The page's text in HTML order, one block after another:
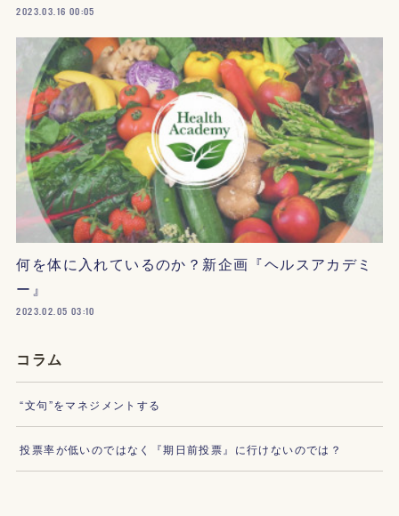
2023.03.16 00:05
何を体に入れているのか？新企画『ヘルスアカデミ
ー』
2023.02.05 03:10
コラム
“文句”をマネジメントする
投票率が低いのではなく『期日前投票』に行けないのでは？